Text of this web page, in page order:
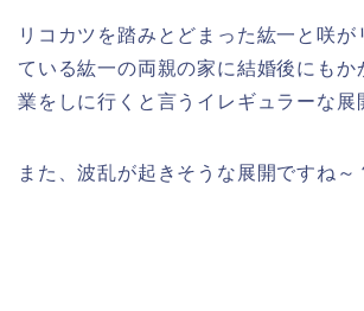
リコカツを踏みとどまった紘一と咲が
ている紘一の両親の家に結婚後にもか
業をしに行くと言うイレギュラーな展
また、波乱が起きそうな展開ですね～